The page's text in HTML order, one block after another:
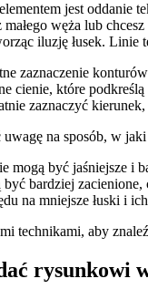
jest oddanie
małego węża lub
iluzję łusek.
zaznaczenie
cienie, które
zaznaczyć
na sposób, w jaki
mogą być jaśniejsze i
bardziej zacienione,
na mniejsze łuski i
technikami, aby
rysunkowi